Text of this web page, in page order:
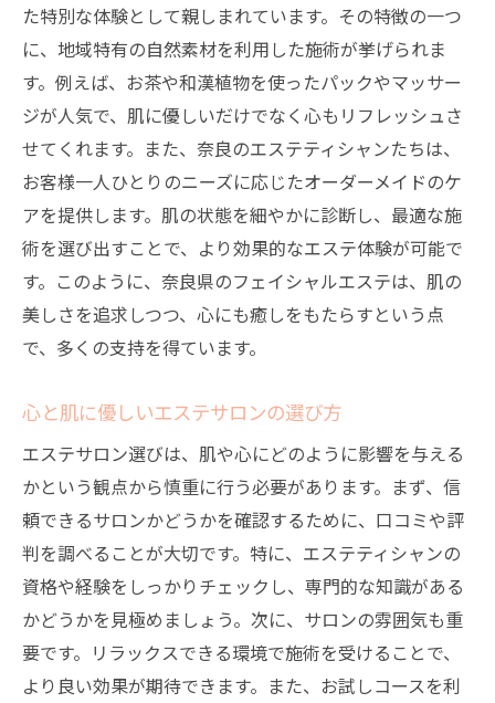
エステで得る自信と美しさの秘密
肌に優しいフェイシャルケアの魅力
新しい自分を発見できるエステ体験
至福のひとときを過ごせるエステ施術
奈良のエステで体感するリラックス効果
心も肌も満たされるフェイシャル体験
最高のエステを提供する奈良県のサロン
エステティシャンによる極上のケア
エステで心も肌もリラックス奈良県で味わう贅
沢なひととき
エステが提供する心地よい空間
奈良県で味わう究極のリラクゼーション
フェイシャルエステの贅沢な時間とは
心の安らぎをもたらすエステの魅力
奈良県のエステが教える深いリラックス法
贅沢なひとときがもたらす心身の癒し
た特別な体験として親しまれています。その特徴の一つ
に、地域特有の自然素材を利用した施術が挙げられま
す。例えば、お茶や和漢植物を使ったパックやマッサー
ジが人気で、肌に優しいだけでなく心もリフレッシュさ
せてくれます。また、奈良のエステティシャンたちは、
お客様一人ひとりのニーズに応じたオーダーメイドのケ
アを提供します。肌の状態を細やかに診断し、最適な施
術を選び出すことで、より効果的なエステ体験が可能で
す。このように、奈良県のフェイシャルエステは、肌の
美しさを追求しつつ、心にも癒しをもたらすという点
で、多くの支持を得ています。
心と肌に優しいエステサロンの選び方
エステサロン選びは、肌や心にどのように影響を与える
かという観点から慎重に行う必要があります。まず、信
頼できるサロンかどうかを確認するために、口コミや評
判を調べることが大切です。特に、エステティシャンの
資格や経験をしっかりチェックし、専門的な知識がある
かどうかを見極めましょう。次に、サロンの雰囲気も重
要です。リラックスできる環境で施術を受けることで、
より良い効果が期待できます。また、お試しコースを利